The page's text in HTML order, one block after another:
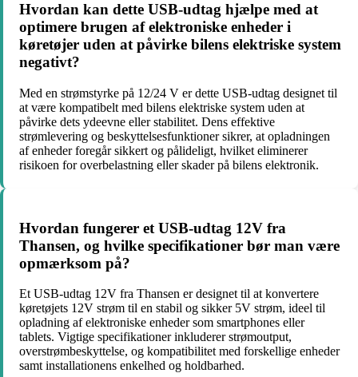
Hvordan kan dette USB-udtag hjælpe med at
optimere brugen af elektroniske enheder i
køretøjer uden at påvirke bilens elektriske system
negativt?
Med en strømstyrke på 12/24 V er dette USB-udtag designet til
at være kompatibelt med bilens elektriske system uden at
påvirke dets ydeevne eller stabilitet. Dens effektive
strømlevering og beskyttelsesfunktioner sikrer, at opladningen
af enheder foregår sikkert og pålideligt, hvilket eliminerer
risikoen for overbelastning eller skader på bilens elektronik.
Hvordan fungerer et USB-udtag 12V fra
Thansen, og hvilke specifikationer bør man være
opmærksom på?
Et USB-udtag 12V fra Thansen er designet til at konvertere
køretøjets 12V strøm til en stabil og sikker 5V strøm, ideel til
opladning af elektroniske enheder som smartphones eller
tablets. Vigtige specifikationer inkluderer strømoutput,
overstrømbeskyttelse, og kompatibilitet med forskellige enheder
samt installationens enkelhed og holdbarhed.